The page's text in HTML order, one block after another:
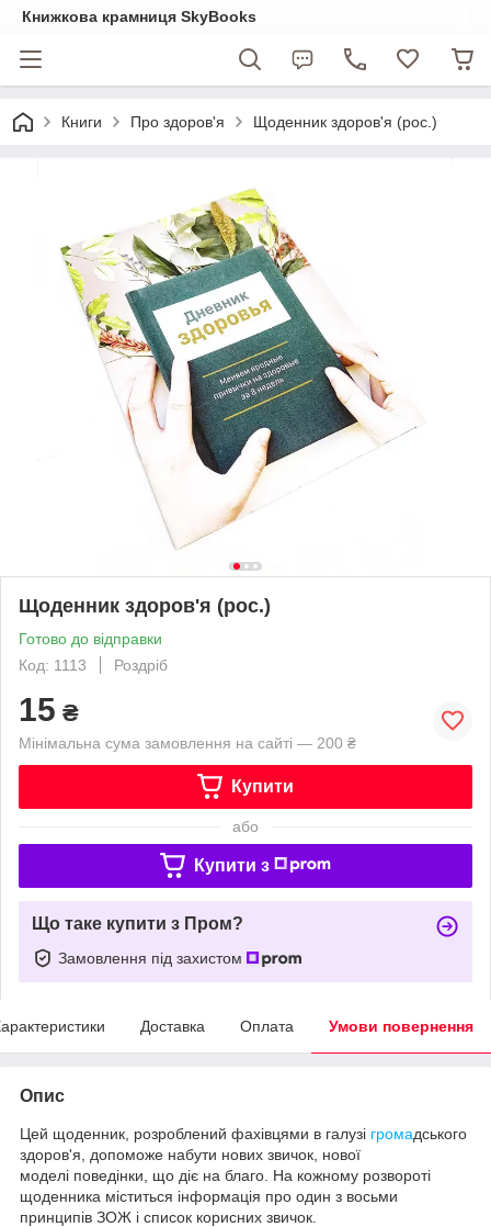
Книжкова крамниця SkyBooks
Книги Про здоров'я Щоденник здоров'я (рос.)
Щоденник здоров'я (рос.)
Готово до відправки
Код: 1113
Роздріб
15 ₴
Мінімальна сума замовлення на сайті — 200 ₴
Купити
або
Купити з
Що таке купити з Пром?
Замовлення під захистом
Доставка Оплата Умови повернення
Опис
Цей щоденник, розроблений фахівцями в галузі громадського
здоров'я, допоможе набути нових звичок, нової
моделі поведінки, що діє на благо. На кожному розвороті
щоденника міститься інформація про один з восьми
принципів ЗОЖ і список корисних звичок.